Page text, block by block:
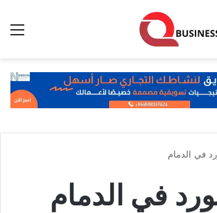
في الدمام
في الدمام